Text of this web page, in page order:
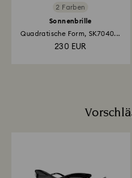
2 Farben
Sonnenbrille
Quadratische Form, SK7040...
230 EUR